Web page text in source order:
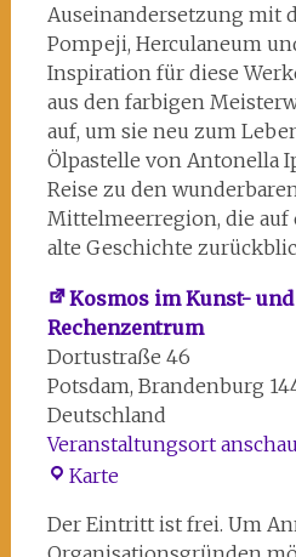
Auseinandersetzung mit
Pompeji, Herculaneum
Inspiration für diese
aus den farbigen
auf, um sie neu zum
Ölpastelle von Antonella
Reise zu den
Mittelmeerregion, die auf
alte Geschichte
Kosmos im Kunst-
Rechenzentrum
Dortustraße 46
Potsdam, Brandenburg
Deutschland
Veranstaltungsort
KarteKosmos
Kunst-
Der Eintritt ist frei. Um